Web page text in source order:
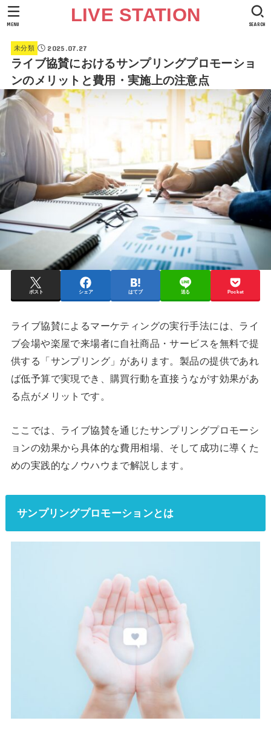
LIVE STATION SEARCH
MENU
未分類 2025.07.27
ライブ協賛におけるサンプリングプロモーショ
ンのメリットと費用・実施上の注意点
ポスト シェア はてブ 送る Pocket
ライブ協賛によるマーケティングの実行手法には、ライ
ブ会場や楽屋で来場者に自社商品・サービスを無料で提
供する「サンプリング」があります。製品の提供であれ
ば低予算で実現でき、購買行動を直接うながす効果があ
る点がメリットです。
ここでは、ライブ協賛を通じたサンプリングプロモーシ
ョンの効果から具体的な費用相場、そして成功に導くた
めの実践的なノウハウまで解説します。
サンプリングプロモーションとは